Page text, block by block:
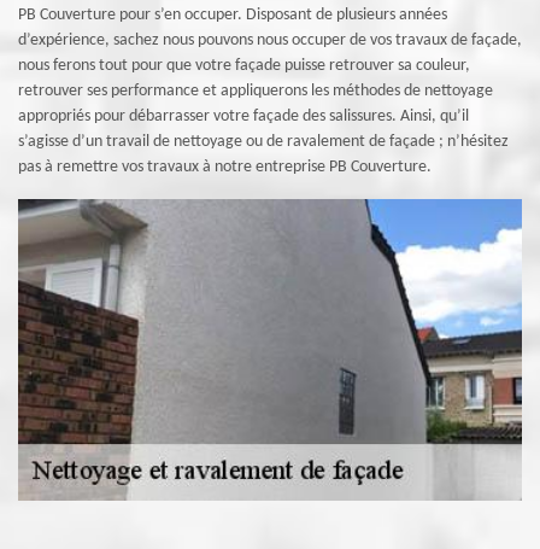
PB Couverture pour s’en occuper. Disposant de plusieurs années
d’expérience, sachez nous pouvons nous occuper de vos travaux de façade,
nous ferons tout pour que votre façade puisse retrouver sa couleur,
retrouver ses performance et appliquerons les méthodes de nettoyage
appropriés pour débarrasser votre façade des salissures. Ainsi, qu’il
s’agisse d’un travail de nettoyage ou de ravalement de façade ; n’hésitez
pas à remettre vos travaux à notre entreprise PB Couverture.